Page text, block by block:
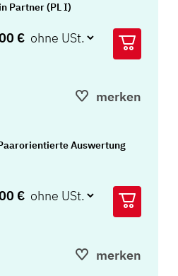
Partner (PL I)
€
merken
Auswertung
€
merken